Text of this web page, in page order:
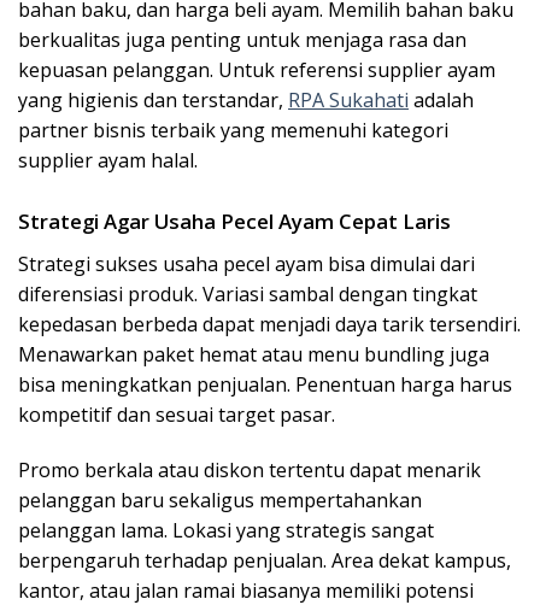
bahan baku, dan harga beli ayam. Memilih bahan baku
berkualitas juga penting untuk menjaga rasa dan
kepuasan pelanggan. Untuk referensi supplier ayam
yang higienis dan terstandar, RPA Sukahati adalah
partner bisnis terbaik yang memenuhi kategori
supplier ayam halal.
Strategi Agar Usaha Pecel Ayam Cepat Laris
Strategi sukses usaha pecel ayam bisa dimulai dari
diferensiasi produk. Variasi sambal dengan tingkat
kepedasan berbeda dapat menjadi daya tarik tersendiri.
Menawarkan paket hemat atau menu bundling juga
bisa meningkatkan penjualan. Penentuan harga harus
kompetitif dan sesuai target pasar.
Promo berkala atau diskon tertentu dapat menarik
pelanggan baru sekaligus mempertahankan
pelanggan lama. Lokasi yang strategis sangat
berpengaruh terhadap penjualan. Area dekat kampus,
kantor, atau jalan ramai biasanya memiliki potensi